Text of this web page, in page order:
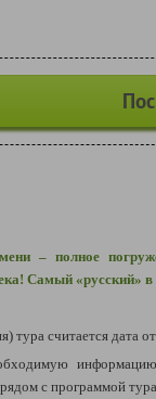
– полное
Самый «русский» в
тура считается дата
с программой